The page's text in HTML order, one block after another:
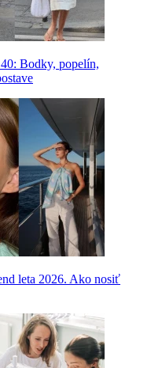
Bodky, popelín,
leta 2026. Ako nosiť